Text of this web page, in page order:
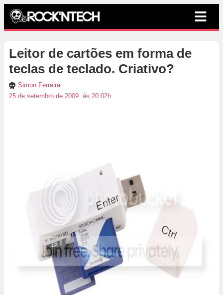
Leitor de cartões em forma de
teclas de teclado. Criativo?
Simon Ferreira
25 de setembro de 2009, às 20:02h